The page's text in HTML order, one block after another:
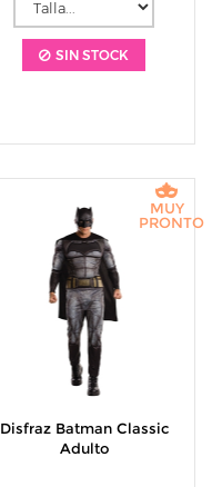
SIN STOCK
Disfraz Batman Classic
Adulto
MUY
PRONTO